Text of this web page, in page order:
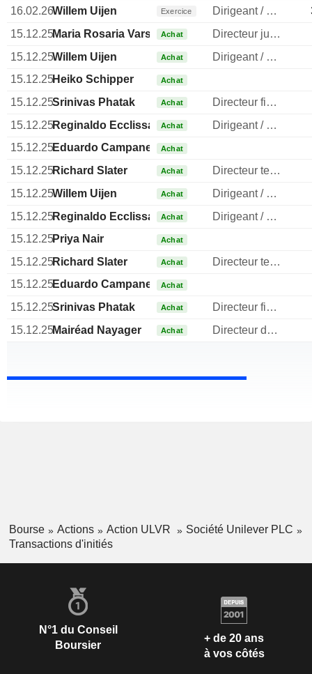
16.02.26Willem Uijen Exercice Dirigeant / cadre principal
15.12.25Maria Rosaria Varsellona
Achat
Directeur juridique
15.12.25Willem Uijen Achat
Dirigeant / cadre principal
15.12.25Heiko Schipper Achat
15.12.25Srinivas Phatak Achat
Directeur financier
15.12.25Reginaldo EcclissatoAchat
Dirigeant / cadre principal
15.12.25Eduardo CampanellaAchat
15.12.25Richard Slater Achat
Directeur technique
15.12.25Willem Uijen Achat
Dirigeant / cadre principal
15.12.25Reginaldo EcclissatoAchat
Dirigeant / cadre principal
15.12.25Priya Nair Achat
15.12.25Richard Slater Achat
Directeur technique
15.12.25Eduardo CampanellaAchat
15.12.25Srinivas Phatak Achat
Directeur financier
15.12.25Mairéad Nayager Achat Directeur des ressources humaines
Bourse Actions Action ULVR
Société Unilever PLC
Transactions d'initiés
N°1 du Conseil
Boursier
+ de 20 ans
à vos côtés